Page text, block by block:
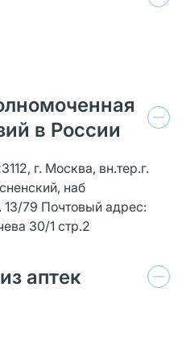
в России
г. Москва, вн.тер.г.
наб
79 Почтовый адрес:
30/1 стр.2
аптек